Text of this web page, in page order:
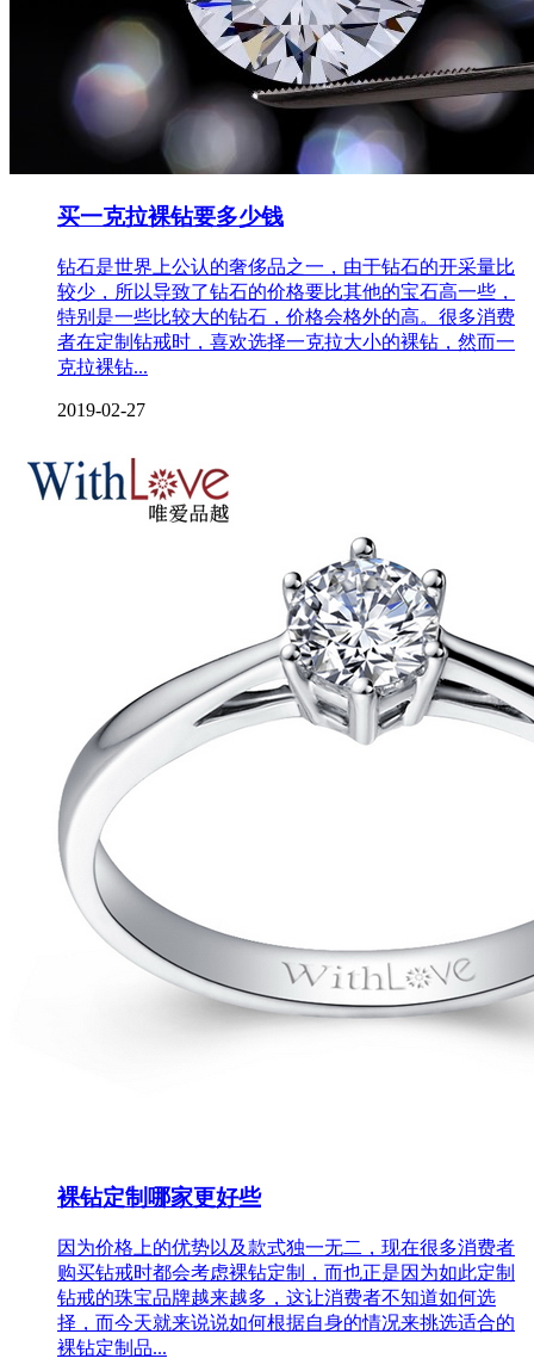
买一克拉裸钻要多少钱
钻石是世界上公认的奢侈品之一，由于钻石的开采量比
较少，所以导致了钻石的价格要比其他的宝石高一些，
特别是一些比较大的钻石，价格会格外的高。很多消费
者在定制钻戒时，喜欢选择一克拉大小的裸钻，然而一
克拉裸钻...
2019-02-27
裸钻定制哪家更好些
因为价格上的优势以及款式独一无二，现在很多消费者
购买钻戒时都会考虑裸钻定制，而也正是因为如此定制
钻戒的珠宝品牌越来越多，这让消费者不知道如何选
择，而今天就来说说如何根据自身的情况来挑选适合的
裸钻定制品...